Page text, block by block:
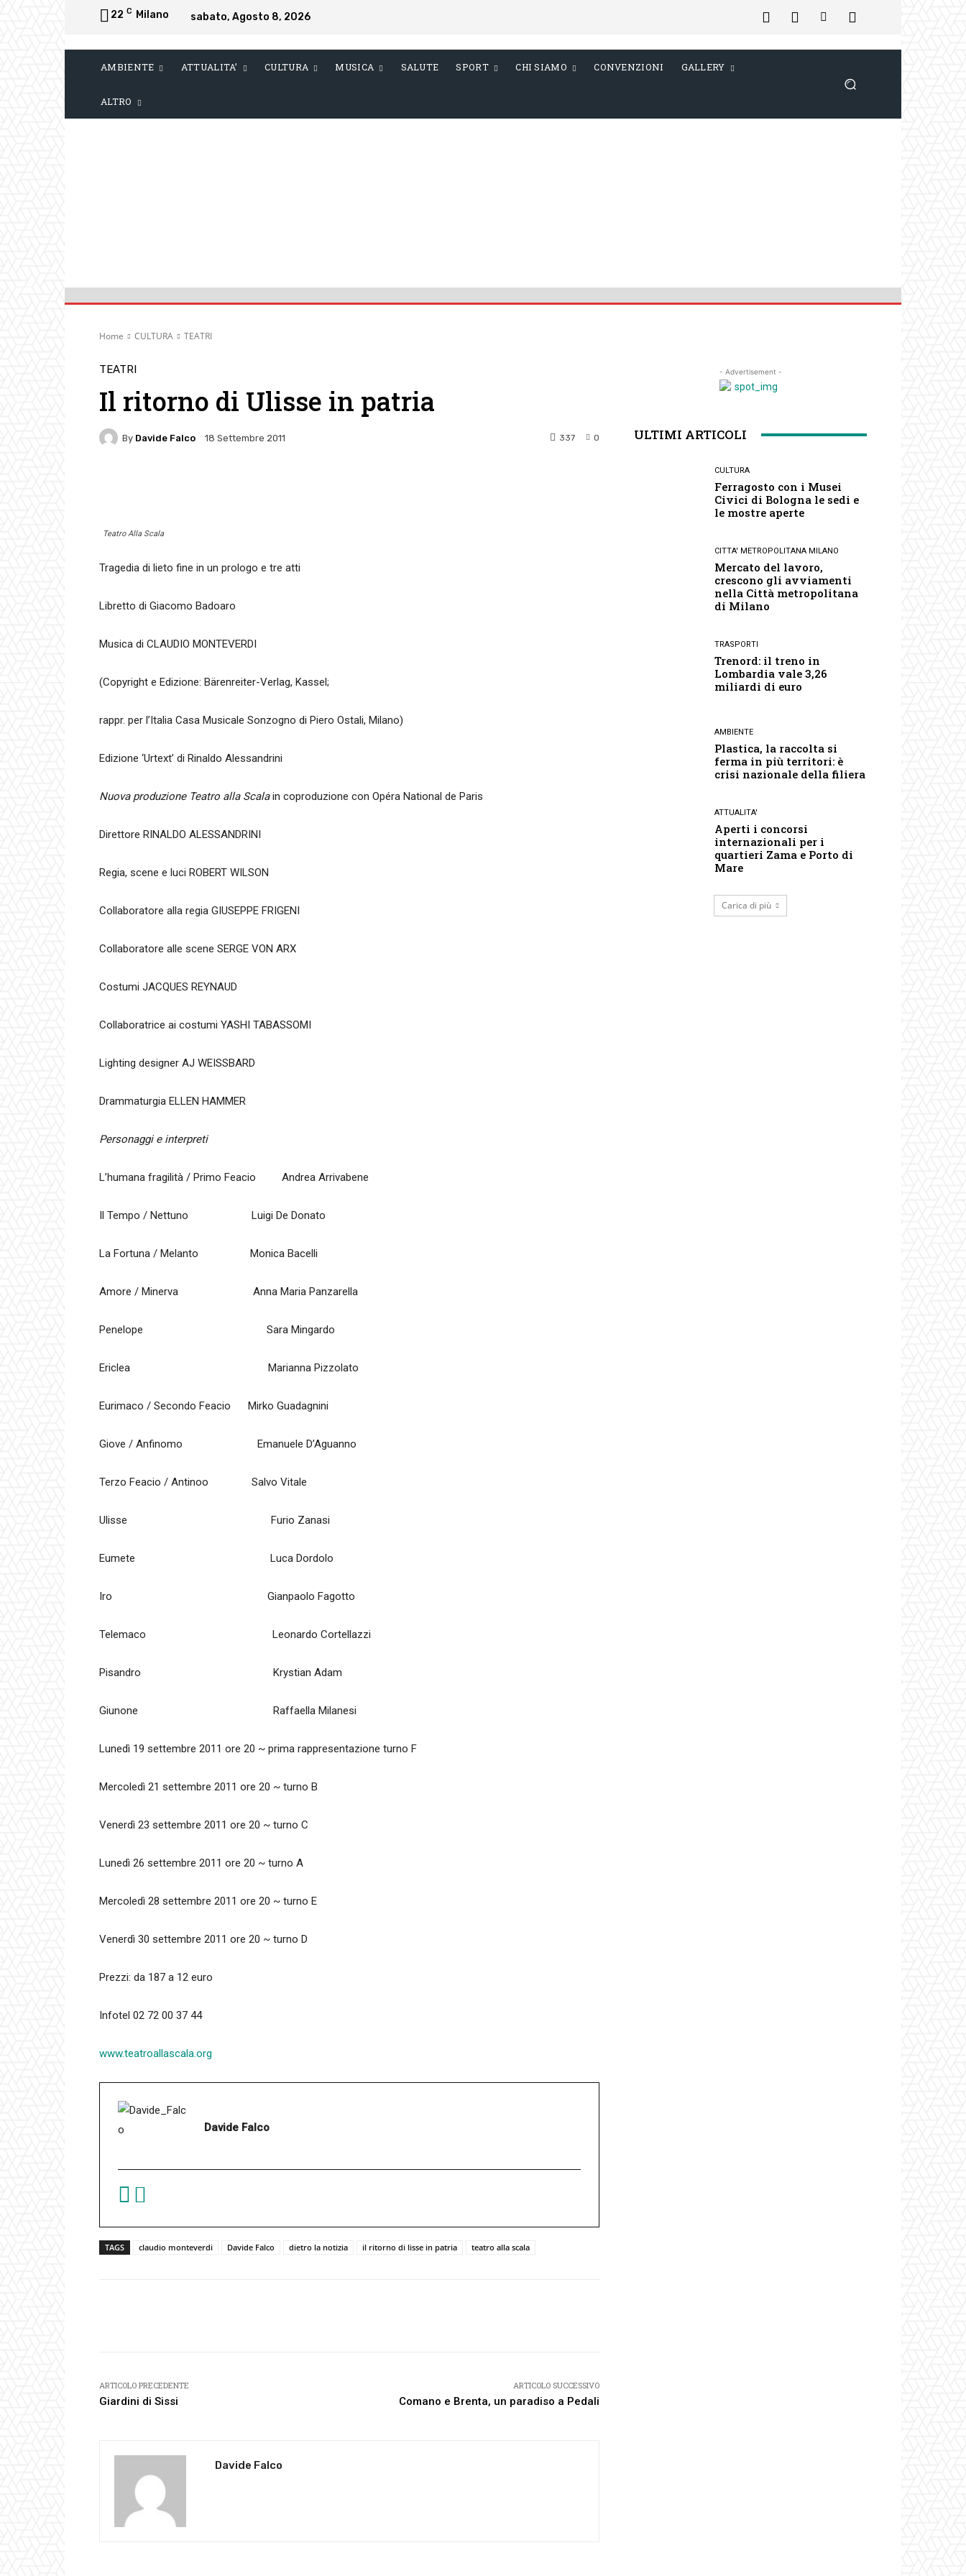
22 C Milano sabato, Agosto 8, 2026
AMBIENTE ATTUALITA’ CULTURA MUSICA SALUTE SPORT CHI SIAMO CONVENZIONI GALLERY
ALTRO
Home CULTURA TEATRI
TEATRI
Il ritorno di Ulisse in patria
By Davide Falco 18 Settembre 2011 0
337
Teatro Alla Scala
Tragedia di lieto fine in un prologo e tre atti
Libretto di Giacomo Badoaro
Musica di CLAUDIO MONTEVERDI
(Copyright e Edizione: Bärenreiter-Verlag, Kassel;
rappr. per l’Italia Casa Musicale Sonzogno di Piero Ostali, Milano)
Edizione ‘Urtext’ di Rinaldo Alessandrini
Nuova produzione Teatro alla Scalain coproduzione con Opéra National de Paris
Direttore RINALDO ALESSANDRINI
Regia, scene e luci ROBERT WILSON
Collaboratore alla regia GIUSEPPE FRIGENI
Collaboratore alle scene SERGE VON ARX
Costumi JACQUES REYNAUD
Collaboratrice ai costumi YASHI TABASSOMI
Lighting designer AJ WEISSBARD
Drammaturgia ELLEN HAMMER
Personaggi e interpreti
L’humana fragilità / Primo Feacio Andrea Arrivabene
Il Tempo / Nettuno Luigi De Donato
La Fortuna / Melanto Monica Bacelli
Amore / Minerva Anna Maria Panzarella
Penelope Sara Mingardo
Ericlea Marianna Pizzolato
Eurimaco / Secondo Feacio Mirko Guadagnini
Giove / Anfinomo Emanuele D’Aguanno
Terzo Feacio / Antinoo Salvo Vitale
Ulisse Furio Zanasi
Eumete Luca Dordolo
Iro Gianpaolo Fagotto
Telemaco Leonardo Cortellazzi
Pisandro Krystian Adam
Giunone Raffaella Milanesi
Lunedì 19 settembre 2011 ore 20 ~ prima rappresentazione turno F
Mercoledì 21 settembre 2011 ore 20 ~ turno B
Venerdì 23 settembre 2011 ore 20 ~ turno C
Lunedì 26 settembre 2011 ore 20 ~ turno A
Mercoledì 28 settembre 2011 ore 20 ~ turno E
Venerdì 30 settembre 2011 ore 20 ~ turno D
Prezzi: da 187 a 12 euro
Infotel 02 72 00 37 44
www.teatroallascala.org
Davide Falco
TAGS claudio monteverdi Davide Falco dietro la notizia il ritorno di lisse in patria teatro alla scala
ARTICOLO PRECEDENTE
Giardini di Sissi
ARTICOLO SUCCESSIVO
Comano e Brenta, un paradiso a Pedali
Davide Falco
- Advertisement -
ULTIMI ARTICOLI
CULTURA
Ferragosto con i Musei
Civici di Bologna le sedi e
le mostre aperte
CITTA' METROPOLITANA MILANO
Mercato del lavoro,
crescono gli avviamenti
nella Città metropolitana
di Milano
TRASPORTI
Trenord: il treno in
Lombardia vale 3,26
miliardi di euro
AMBIENTE
Plastica, la raccolta si
ferma in più territori: è
crisi nazionale della filiera
ATTUALITA'
Aperti i concorsi
internazionali per i
quartieri Zama e Porto di
Mare
Carica di più